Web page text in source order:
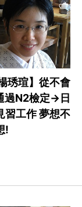
琇瑄】從不會
過N2檢定->日
習工作 夢想不
!